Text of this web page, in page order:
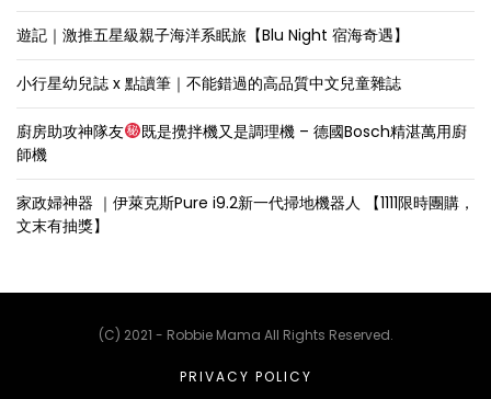
遊記｜激推五星級親子海洋系眠旅【Blu Night 宿海奇遇】
小行星幼兒誌 x 點讀筆｜不能錯過的高品質中文兒童雜誌
廚房助攻神隊友
既是攪拌機又是調理機 – 德國Bosch精湛萬用廚
師機
家政婦神器 ｜伊萊克斯Pure i9.2新一代掃地機器人 【1111限時團購，
文末有抽獎】
(C) 2021 - Robbie Mama All Rights Reserved.
PRIVACY POLICY